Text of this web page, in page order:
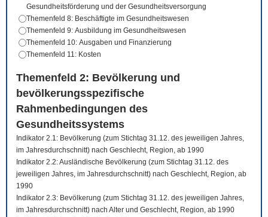
Gesundheitsförderung und der Gesundheitsversorgung
Themenfeld 8: Beschäftigte im Gesundheitswesen
Themenfeld 9: Ausbildung im Gesundheitswesen
Themenfeld 10: Ausgaben und Finanzierung
Themenfeld 11: Kosten
Themenfeld 2: Bevölkerung und
bevölkerungsspezifische
Rahmenbedingungen des
Gesundheitssystems
Indikator 2.1: Bevölkerung (zum Stichtag 31.12. des jeweiligen Jahres,
im Jahresdurchschnitt) nach Geschlecht, Region, ab 1990
Indikator 2.2: Ausländische Bevölkerung (zum Stichtag 31.12. des
jeweiligen Jahres, im Jahresdurchschnitt) nach Geschlecht, Region, ab
1990
Indikator 2.3: Bevölkerung (zum Stichtag 31.12. des jeweiligen Jahres,
im Jahresdurchschnitt) nach Alter und Geschlecht, Region, ab 1990